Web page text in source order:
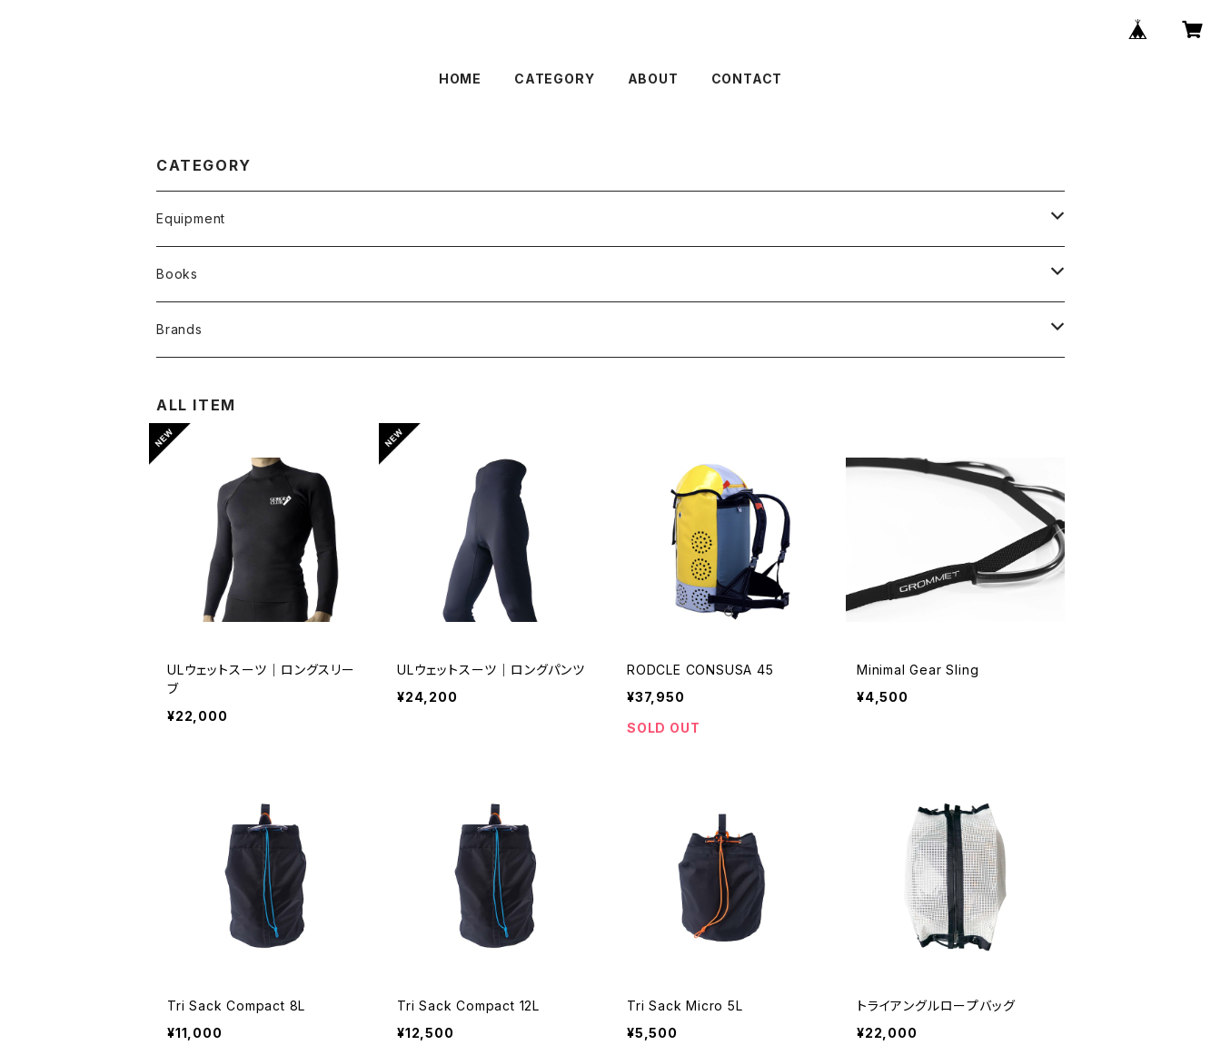
HOME CATEGORY ABOUT CONTACT
CATEGORY
Equipment
Wetsuits and clothing
Backpscks
Harnesses & Accessories
Climbing & Sawanobori
Hangers & Bolts
Books
オリジナル写真集
Brands
GROMMET
TEBYLON
ALL ITEM
ULウェットスーツ｜ロングスリー
ブ
¥22,000
ULウェットスーツ｜ロングパンツ
¥24,200
RODCLE CONSUSA 45
¥37,950
SOLD OUT
Minimal Gear Sling
¥4,500
Tri Sack Compact 8L
¥11,000
Tri Sack Compact 12L
¥12,500
Tri Sack Micro 5L
¥5,500
トライアングルロープバッグ
¥22,000